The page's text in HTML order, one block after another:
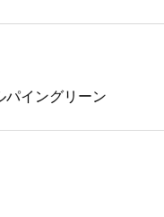
パイングリーン